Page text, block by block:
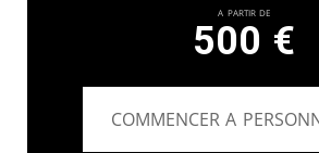
A partir de
500 €
COMMENCER A